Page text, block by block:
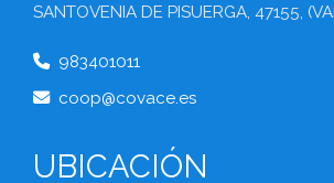
SANTOVENIA DE PISUERGA, 47155,
983401011
coop
covace.es
UBICACIÓN